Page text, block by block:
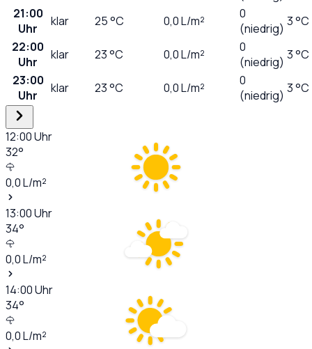
21:00
Uhr
klar 25°C 0,0L/m²
0
(niedrig) 3 °C
22:00
Uhr
klar 23°C 0,0L/m²
0
(niedrig) 3 °C
23:00
Uhr
klar 23°C 0,0L/m²
0
(niedrig) 3 °C
12:00Uhr
32°
0,0L/m²
13:00Uhr
34°
0,0L/m²
14:00Uhr
34°
0,0L/m²